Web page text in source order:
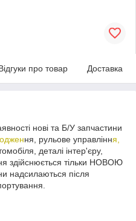
про товар Доставка
нові та Б/У запчастини
ня, рульове управління,
деталі інтер'єру,
здійснюється тільки НОВОЮ
надсилаються після